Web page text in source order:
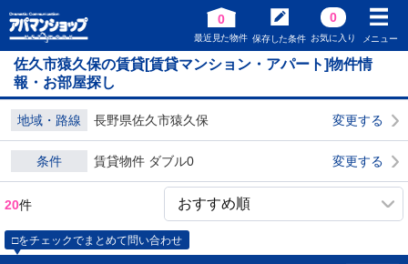
0
最近見た物件 保存した条件
0
お気に入り メニュー
佐久市猿久保の賃貸[賃貸マンション・アパート]物件情
報・お部屋探し
地域・路線 長野県佐久市猿久保 変更する
条件 賃貸物件 ダブル0 変更する
20件
□をチェックでまとめて問い合わせ